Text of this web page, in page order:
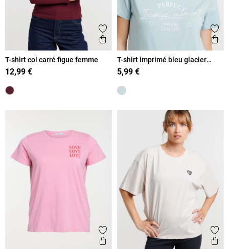
Ajouter aux favoris
Aperçu rapide
T-shirt col carré figue femme
12,99 €
T-shirt imprimé bleu glacier
femme
5,99 €
Ajouter aux favoris
Aperçu rapide